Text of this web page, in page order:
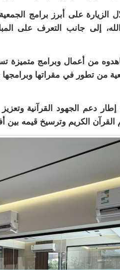
الزيارة على أبرز برامج
إلى جانب التعرف على
من أعمال وبرامج متميزة
من تطور في مقراتها وبرامجها
دعم الجهود القرآنية
الكريم وترسيخ قيمه بين